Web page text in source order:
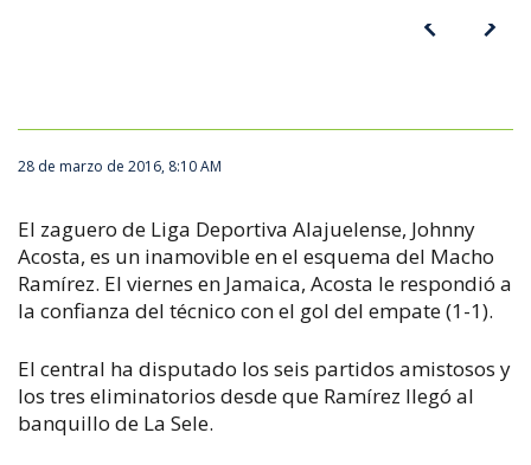
28 de marzo de 2016, 8:10 AM
El zaguero de Liga Deportiva Alajuelense, Johnny
Acosta, es un inamovible en el esquema del Macho
Ramírez. El viernes en Jamaica, Acosta le respondió a
la confianza del técnico con el gol del empate (1-1).
El central ha disputado los seis partidos amistosos y
los tres eliminatorios desde que Ramírez llegó al
banquillo de La Sele.